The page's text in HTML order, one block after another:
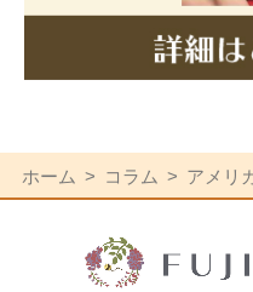
ホーム コラム アメリ